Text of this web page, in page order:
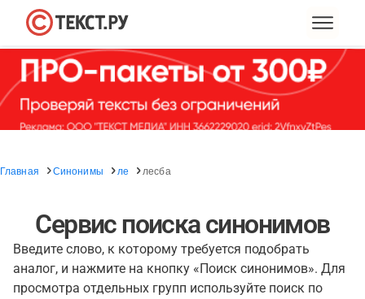
Главная Синонимы ле лесба
Сервис поиска синонимов
Введите слово, к которому требуется подобрать
аналог, и нажмите на кнопку «Поиск синонимов». Для
просмотра отдельных групп используйте поиск по